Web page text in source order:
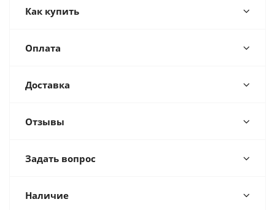
Как купить
Оплата
Доставка
Отзывы
Задать вопрос
Наличие